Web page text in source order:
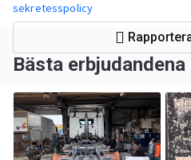
sekretesspolicy
Bästa erbjudandena